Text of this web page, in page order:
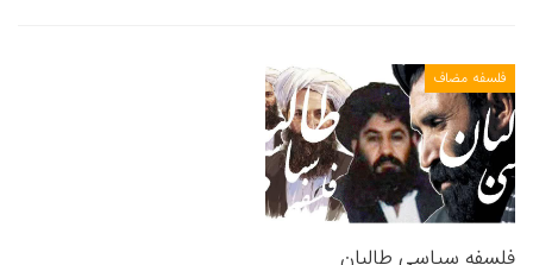
فلسفه مضاف
فلسفه سیاسی طالبان